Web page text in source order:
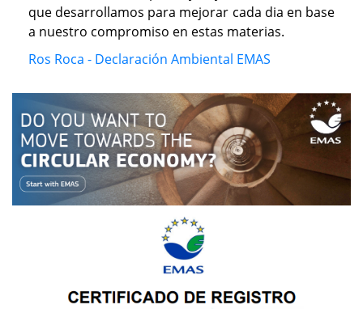
que desarrollamos para mejorar cada dia en base
a nuestro compromiso en estas materias.
Ros Roca - Declaración Ambiental EMAS